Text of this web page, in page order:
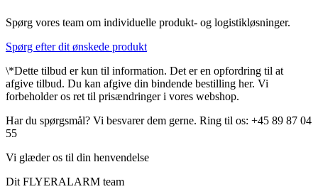
Spørg vores team om individuelle produkt- og logistikløsninger.
Spørg efter dit ønskede produkt
\*Dette tilbud er kun til information. Det er en opfordring til at
afgive tilbud. Du kan afgive din bindende bestilling her. Vi
forbeholder os ret til prisændringer i vores webshop.
Har du spørgsmål? Vi besvarer dem gerne. Ring til os: +45 89 87 04
55
Vi glæder os til din henvendelse
Dit FLYERALARM team